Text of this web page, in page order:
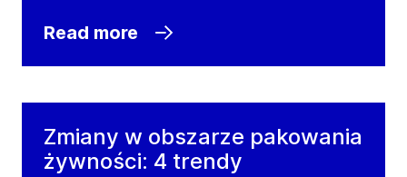
Read more
Zmiany w obszarze pakowania
żywności: 4 trendy